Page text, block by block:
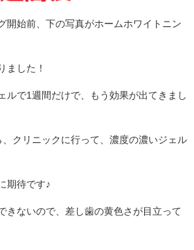
開始前、下の写真がホームホワイトニン
ました！
ルで1週間だけで、もう効果が出てきまし
クリニックに行って、濃度の濃いジェル
期待です♪
きないので、差し歯の黄色さが目立って